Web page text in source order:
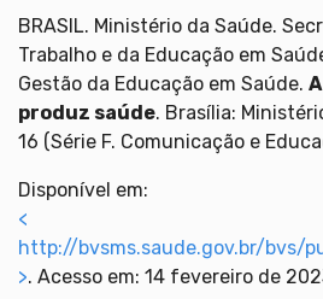
BRASIL. Ministério da Saúde.
Trabalho e da Educação em
Gestão da Educação em Saúde.
produz saúde. Brasília:
16 (Série F. Comunicação e
Disponível em:
<
http://bvsms.saude.gov.br/bvs/
>. Acesso em: 14 fevereiro de